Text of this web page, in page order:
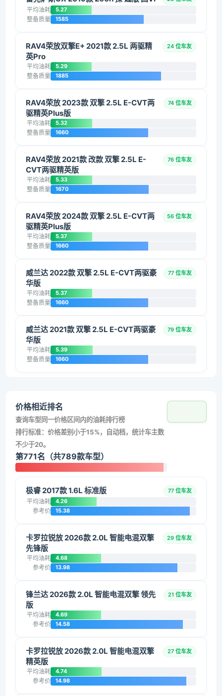
平均油耗 5.27
整备质量 1585
RAV4荣放双擎E+ 2021款 2.5L 两驱精
英Pro
24 位车友
平均油耗 5.29
整备质量 1885
RAV4荣放 2023款 双擎 2.5L E-CVT两
驱精英Plus版
74 位车友
平均油耗 5.32
整备质量 1660
RAV4荣放 2021款 改款 双擎 2.5L E-
CVT两驱精英版
76 位车友
平均油耗 5.33
整备质量 1670
RAV4荣放 2024款 双擎 2.5L E-CVT两
驱精英Plus版
56 位车友
平均油耗 5.37
整备质量 1660
威兰达 2022款 双擎 2.5L E-CVT两驱豪
华版
77 位车友
平均油耗 5.37
整备质量 1660
威兰达 2021款 双擎 2.5L E-CVT两驱豪
华版
79 位车友
平均油耗 5.39
整备质量 1660
价格相近排名
查询车型同一价格区间内的油耗排行榜
排行标准：价格差别小于15%，自动档，统计车主数
不少于20。
第771名（共789款车型）
极睿 2017款 1.6L 标准版 77 位车友
平均油耗 4.26
参考价 15.38
卡罗拉锐放 2026款 2.0L 智能电混双擎
先锋版
29 位车友
平均油耗 4.68
参考价 13.98
锋兰达 2026款 2.0L 智能电混双擎 领先
版
21 位车友
平均油耗 4.69
参考价 14.58
卡罗拉锐放 2026款 2.0L 智能电混双擎
精英版
27 位车友
平均油耗 4.74
参考价 14.98